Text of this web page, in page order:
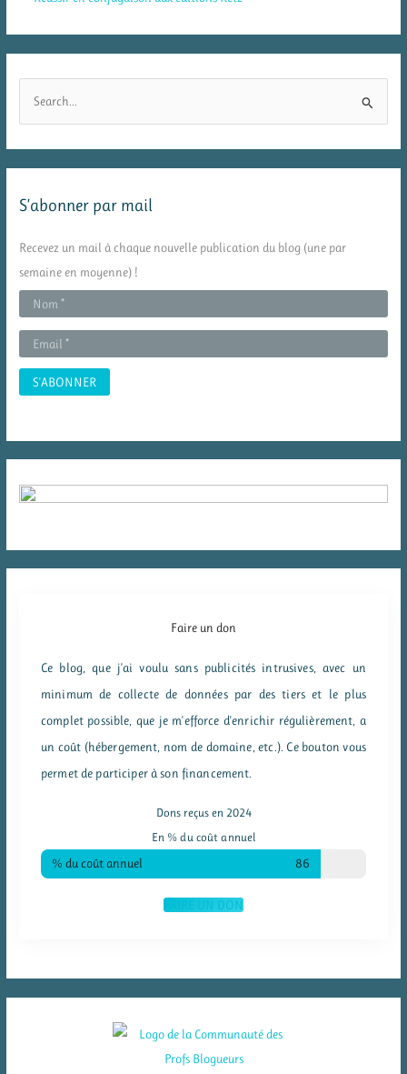
r
:
S’abonner par mail
Recevez un mail à chaque nouvelle publication du blog (une par
semaine en moyenne) !
Faire un don
Ce blog, que j'ai voulu sans publicités intrusives, avec un
minimum de collecte de données par des tiers et le plus
complet possible, que je m'efforce d'enrichir régulièrement, a
un coût (hébergement, nom de domaine, etc.). Ce bouton vous
permet de participer à son financement.
Dons reçus en 2024
En % du coût annuel
% du coût annuel 86
FAIRE UN DON